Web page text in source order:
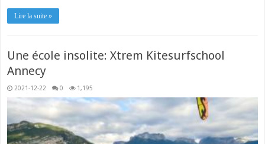
Lire la suite »
Une école insolite: Xtrem Kitesurfschool
Annecy
2021-12-22 0 1,195